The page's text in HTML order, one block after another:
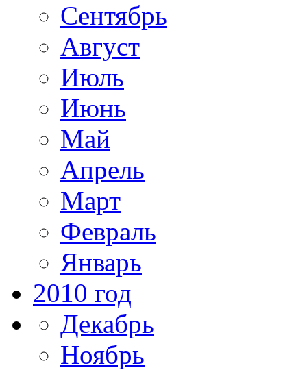
Сентябрь
Август
Июль
Июнь
Май
Апрель
Март
Февраль
Январь
2010 год
Декабрь
Ноябрь